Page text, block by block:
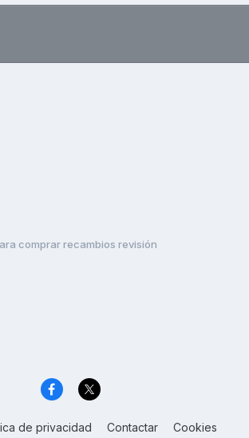
comprar recambios revisión
de privacidad Contactar Cookies